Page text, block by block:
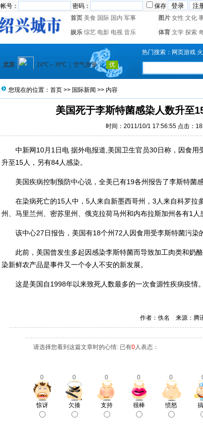
帐号： 密码： 保存
首页 美食 国际 国内 军事 图片 女性 文化
娱乐 综艺 电影 电视 音乐 体育 文学 探索
热门搜索： 网页游戏
您现在的位置： 首页 >> 国际新闻 >> 内容
美国死于李斯特菌感染人数升至
时间：2011/10/1 17:56:55 点击：
中新网10月1日电 据外电报道,美国卫生官员30日称，因食用
升至15人，另有84人感染。
美国疾病控制预防中心说，全美已有19各州报告了李斯特菌感
在染病死亡的15人中，5人来自新墨西哥州，3人来自科罗拉
州、马里兰州、密苏里州、俄克拉荷马州和内布拉斯加州各有1人
该中心27日报告，美国有18个州72人因食用受李斯特菌污染
此前，美国曾发生多起因感染李斯特菌而导致加工肉类和奶
染新鲜农产品是事件又一个令人不安的新发展。
这是美国自1998年以来致死人数最多的一次食源性疾病疫情。
作者：佚名 来源：腾
请选择您看到这篇文章时的心情: 已有0人表态：
0 0 0 0 0
惊讶 欠揍 支持 很棒 愤怒